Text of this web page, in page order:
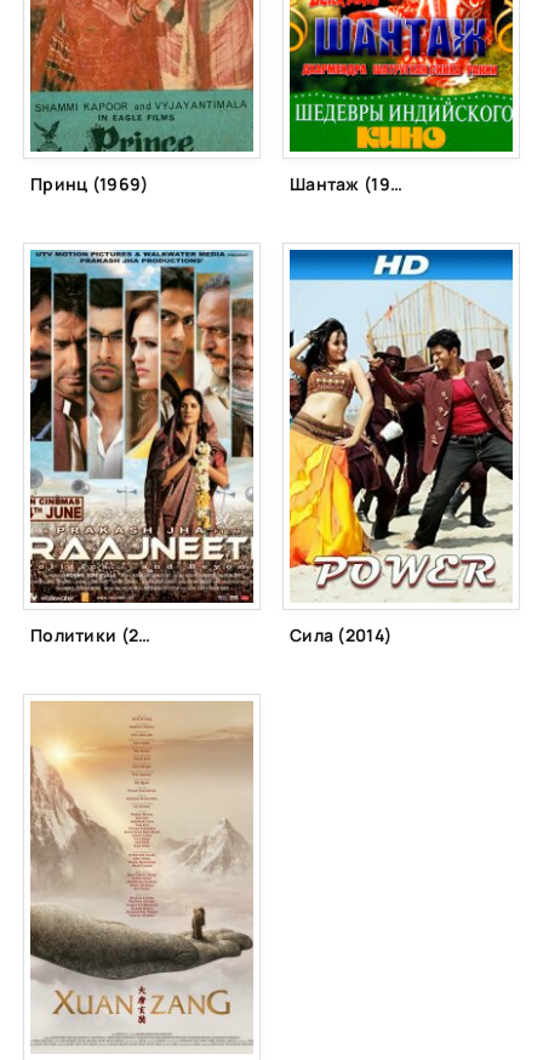
Принц (1969) Шантаж (1973)
Политики (2010) Сила (2014)